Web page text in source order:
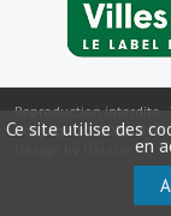
Fressin, ville
L'église
Les panneaux
Georges
Reproduction interdite
Copyright ©2026
Ce site utilise des
en